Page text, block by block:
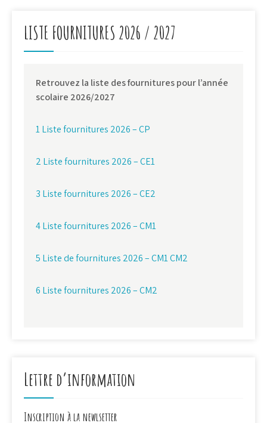
LISTE FOURNITURES 2026 / 2027
Retrouvez la liste des fournitures pour l’année
scolaire 2026/2027
1 Liste fournitures 2026 – CP
2 Liste fournitures 2026 – CE1
3 Liste fournitures 2026 – CE2
4 Liste fournitures 2026 – CM1
5 Liste de fournitures 2026 – CM1 CM2
6 Liste fournitures 2026 – CM2
Lettre d’information
Inscription à la newlsetter